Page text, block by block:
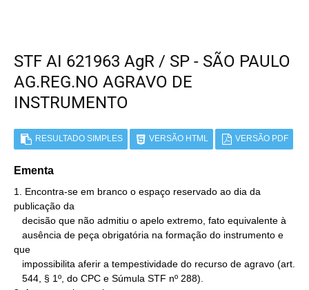
STF AI 621963 AgR / SP - SÃO PAULO
AG.REG.NO AGRAVO DE
INSTRUMENTO
RESULTADO SIMPLES VERSÃO HTML VERSÃO PDF
Ementa
1. Encontra-se em branco o espaço reservado ao dia da
publicação da
que